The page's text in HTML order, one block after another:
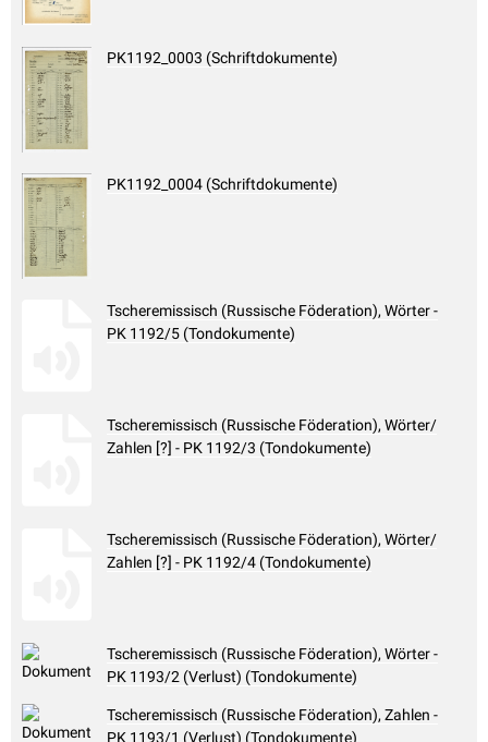
PK1192_0003 (Schriftdokumente)
PK1192_0004 (Schriftdokumente)
Tscheremissisch (Russische Föderation), Wörter -
PK 1192/5 (Tondokumente)
Tscheremissisch (Russische Föderation), Wörter/
Zahlen [?] - PK 1192/3 (Tondokumente)
Tscheremissisch (Russische Föderation), Wörter/
Zahlen [?] - PK 1192/4 (Tondokumente)
Tscheremissisch (Russische Föderation), Wörter -
PK 1193/2 (Verlust) (Tondokumente)
Tscheremissisch (Russische Föderation), Zahlen -
PK 1193/1 (Verlust) (Tondokumente)